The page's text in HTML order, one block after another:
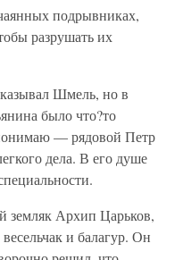
подрывниках,
разрушать их
Шмель, но в
было что?то
— рядовой Петр
дела. В его душе
земляк Архип Царьков,
и балагур. Он